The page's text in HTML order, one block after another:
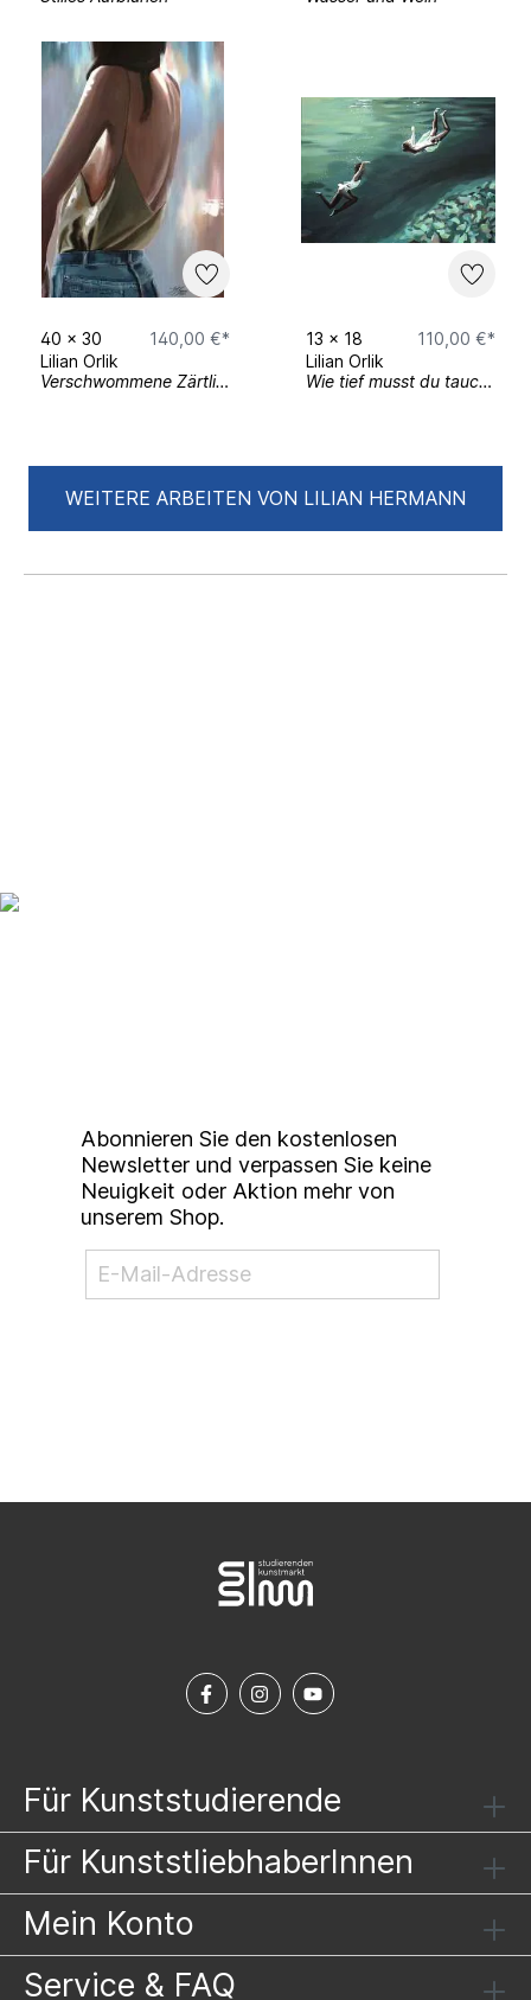
40 x 30
140,00 €*
Lilian Orlik
Verschwommene Zärtlichkeit (Kunstdruck)
13 x 18
110,00 €*
Lilian Orlik
Wie tief musst du tauchen bis du oben ankommst? (Kunstdruck)
WEITERE ARBEITEN VON LILIAN HERMANN
Abonnieren Sie den kostenlosen
Newsletter und verpassen Sie keine
Neuigkeit oder Aktion mehr von
unserem Shop.
Für Kunststudierende
Für KunststliebhaberInnen
Mein Konto
Service & FAQ